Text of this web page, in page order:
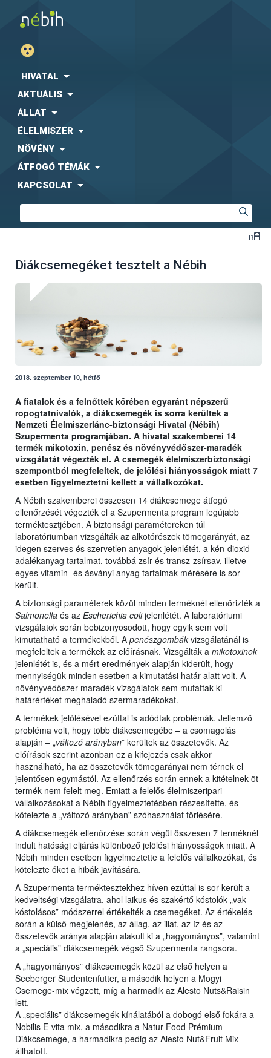
HIVATAL
AKTUÁLIS
ÁLLAT
ÉLELMISZER
NÖVÉNY
ÁTFOGÓ TÉMÁK
KAPCSOLAT
Diákcsemegéket tesztelt a Nébih
2018. szeptember 10, hétfő
A fiatalok és a felnőttek körében egyaránt népszerű
ropogtatnivalók, a diákcsemegék is sorra kerültek a
Nemzeti Élelmiszerlánc-biztonsági Hivatal (Nébih)
Szupermenta programjában. A hivatal szakemberei 14
termék mikotoxin, penész és növényvédőszer-maradék
vizsgálatát végezték el. A csemegék élelmiszerbiztonsági
szempontból megfeleltek, de jelölési hiányosságok miatt 7
esetben figyelmeztetni kellett a vállalkozókat.
A Nébih szakemberei összesen 14 diákcsemege átfogó
ellenőrzését végezték el a Szupermenta program legújabb
terméktesztjében. A biztonsági paramétereken túl
laboratóriumban vizsgálták az alkotórészek tömegarányát, az
idegen szerves és szervetlen anyagok jelenlétét, a kén-dioxid
adalékanyag tartalmat, továbbá zsír és transz-zsírsav, illetve
egyes vitamin- és ásványi anyag tartalmak mérésére is sor
került.
A biztonsági paraméterek közül minden terméknél ellenőrizték a
Salmonella és az Escherichia colijelenlétét. A laboratóriumi
vizsgálatok során bebizonyosodott, hogy egyik sem volt
kimutatható a termékekből. A penészgombák vizsgálatánál is
megfeleltek a termékek az előírásnak. Vizsgálták a mikotoxinok
jelenlétét is, és a mért eredmények alapján kiderült, hogy
mennyiségük minden esetben a kimutatási határ alatt volt. A
növényvédőszer-maradék vizsgálatok sem mutattak ki
határértéket meghaladó szermaradékokat.
A termékek jelölésével ezúttal is adódtak problémák. Jellemző
probléma volt, hogy több diákcsemegébe – a csomagolás
alapján – „változó arányban” kerültek az összetevők. Az
előírások szerint azonban ez a kifejezés csak akkor
használható, ha az összetevők tömegarányai nem térnek el
jelentősen egymástól. Az ellenőrzés során ennek a kitételnek öt
termék nem felelt meg. Emiatt a felelős élelmiszeripari
vállalkozásokat a Nébih figyelmeztetésben részesítette, és
kötelezte a „változó arányban” szóhasználat törlésére.
A diákcsemegék ellenőrzése során végül összesen 7 terméknél
indult hatósági eljárás különböző jelölési hiányosságok miatt. A
Nébih minden esetben figyelmeztette a felelős vállalkozókat, és
kötelezte őket a hibák javítására.
A Szupermenta terméktesztekhez híven ezúttal is sor került a
kedveltségi vizsgálatra, ahol laikus és szakértő kóstolók „vak-
kóstolásos” módszerrel értékelték a csemegéket. Az értékelés
során a külső megjelenés, az állag, az illat, az íz és az
összetevők aránya alapján alakult ki a „hagyományos”, valamint
a „speciális” diákcsemegék végső Szupermenta rangsora.
A „hagyományos” diákcsemegék közül az első helyen a
Seeberger Studentenfutter, a második helyen a Mogyi
Csemege-mix végzett, míg a harmadik az Alesto Nuts&Raisin
lett.
A „speciális” diákcsemegék kínálatából a dobogó első fokára a
Nobilis E-vita mix, a másodikra a Natur Food Prémium
Diákcsemege, a harmadikra pedig az Alesto Nut&Fruit Mix
állhatott.